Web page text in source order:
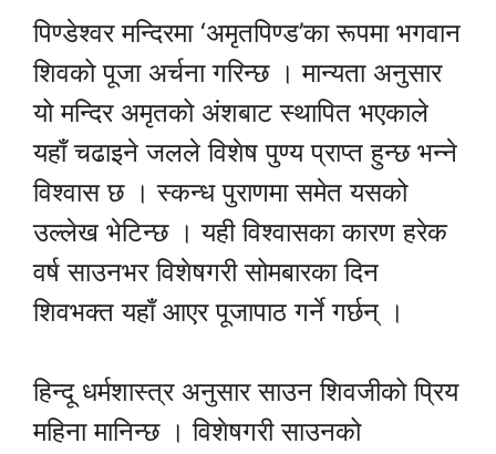
पिण्डेश्वर मन्दिरमा ‘अमृतपिण्ड’का रूपमा भगवान
शिवको पूजा अर्चना गरिन्छ । मान्यता अनुसार
यो मन्दिर अमृतको अंशबाट स्थापित भएकाले
यहाँ चढाइने जलले विशेष पुण्य प्राप्त हुन्छ भन्ने
विश्वास छ । स्कन्ध पुराणमा समेत यसको
उल्लेख भेटिन्छ । यही विश्वासका कारण हरेक
वर्ष साउनभर विशेषगरी सोमबारका दिन
शिवभक्त यहाँ आएर पूजापाठ गर्ने गर्छन् ।
हिन्दू धर्मशास्त्र अनुसार साउन शिवजीको प्रिय
महिना मानिन्छ । विशेषगरी साउनको